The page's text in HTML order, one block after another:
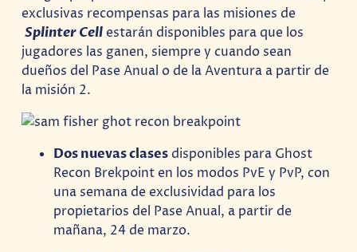
exclusivas recompensas para las misiones de
Splinter Cellestarán disponibles para que los
jugadores las ganen, siempre y cuando sean
dueños del Pase Anual o de la Aventura a partir de
la misión 2.
Dos nuevas clasesdisponibles para Ghost
Recon Brekpoint en los modos PvE y PvP, con
una semana de exclusividad para los
propietarios del Pase Anual, a partir de
mañana, 24 de marzo.